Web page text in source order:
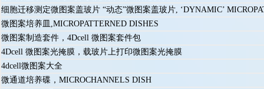
细胞迁移测定微图案盖玻片 “动态”微图案盖玻片, ‘DYNAMIC’
微图案培养皿,MICROPATTERNED DISHES
微图案制造套件，4Dcell 微图案套件包
4Dcell 微图案光掩膜，载玻片上打印微图案光掩膜
4dcell微图案大全
微通道培养碟，MICROCHANNELS DISH